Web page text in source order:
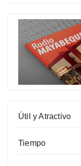
Útil y Atractivo
Tiempo